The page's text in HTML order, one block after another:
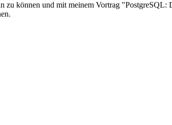
zu können und mit meinem Vortrag